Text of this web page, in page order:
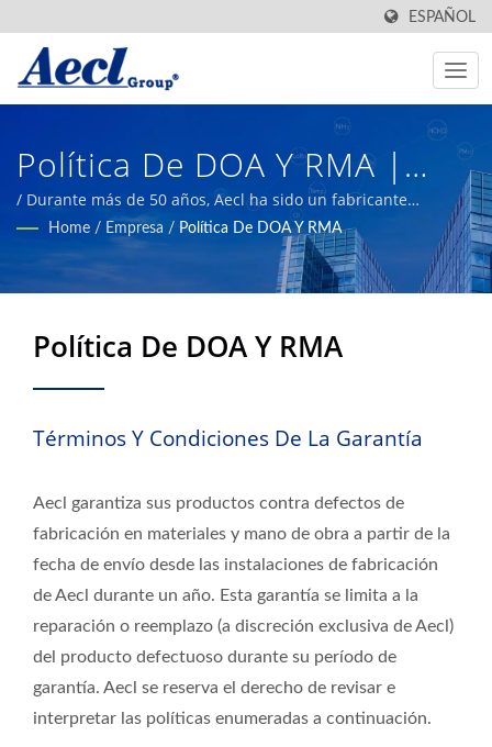
ESPAÑOL
Política De DOA Y RMA |
Fabricante De Transmisores
Y Conmutadores
Ambientales De Sistemas De
Automatización Industrial
TUV ISO 9001 | Aecl
/ Durante más de 50 años, Aecl ha sido un fabricante
experimentado y confiable, proporcionando productos de
detección de alta calidad para edificios, automatización
industrial, agricultura inteligente y sistemas HVAC.
Home / Empresa / Política De DOA Y RMA
Política De DOA Y RMA
Términos Y Condiciones De La Garantía
Aecl garantiza sus productos contra defectos de
fabricación en materiales y mano de obra a partir de la
fecha de envío desde las instalaciones de fabricación
de Aecl durante un año. Esta garantía se limita a la
reparación o reemplazo (a discreción exclusiva de Aecl)
del producto defectuoso durante su período de
garantía. Aecl se reserva el derecho de revisar e
interpretar las políticas enumeradas a continuación.